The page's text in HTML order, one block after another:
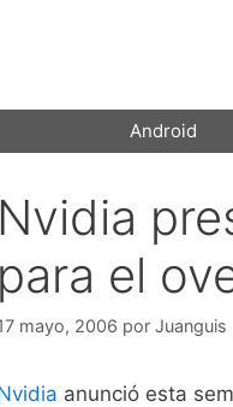
Android
Nvidia
para el
mayo, 2006 por Juanguis
anunció esta